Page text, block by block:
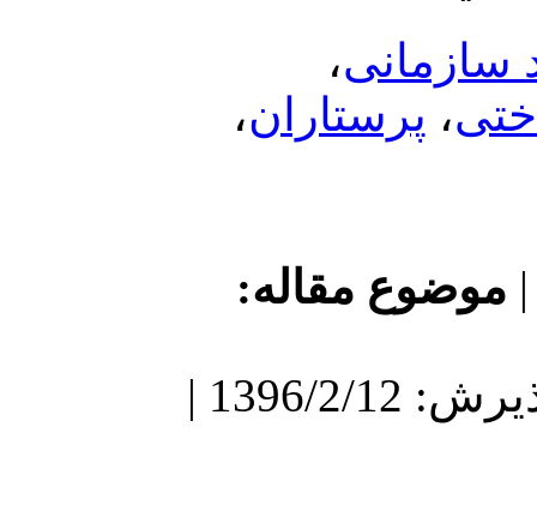
،
،
مقاله:
دریافت: 1394/9/25 | پذیرش: 1396/2/12 |